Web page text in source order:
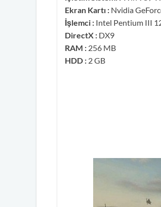
Ekran Kartı : Nvidia
İşlemci : Intel Pentium III
DirectX : DX9
RAM : 256 MB
HDD : 2 GB